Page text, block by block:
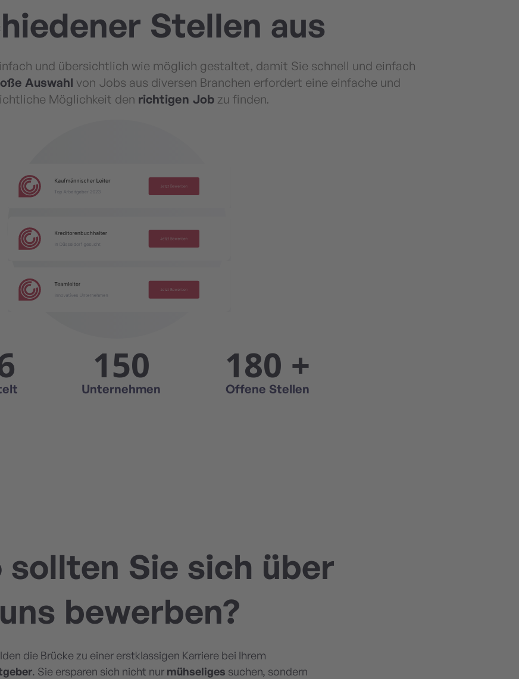
Stellen aus
und übersichtlich wie möglich gestaltet, damit Sie schnell und einfach
Auswahl von Jobs aus diversen Branchen erfordert eine einfache und
Möglichkeit den richtigen Jobzu finden.
150
Unternehmen
180 +
Offene Stellen
sollten Sie sich über
uns bewerben?
die Brücke zu einer erstklassigen Karriere bei Ihrem
. Sie ersparen sich nicht nur mühseliges suchen, sondern